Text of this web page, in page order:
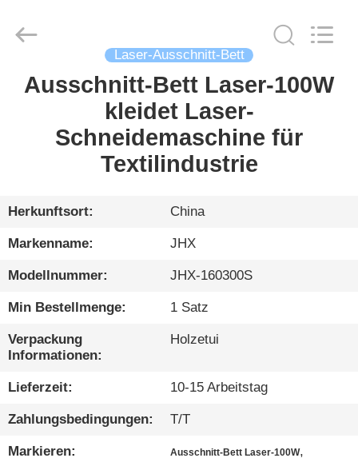
HEIM
PRODUKTE
UNS
QUALITÄTSKONTROLLE
KONTAKTIEREN
SIE
UNS
Co.,Ltd.
Laser-Ausschnitt-Bett
Ausschnitt-Bett Laser-100W
kleidet Laser-
Schneidemaschine für
Textilindustrie
Herkunftsort: China
Markenname: JHX
Modellnummer: JHX-160300S
Min Bestellmenge: 1 Satz
Verpackung
Informationen:
Holzetui
Lieferzeit: 10-15 Arbeitstag
Zahlungsbedingungen: T/T
Markieren: Ausschnitt-Bett Laser-100W,